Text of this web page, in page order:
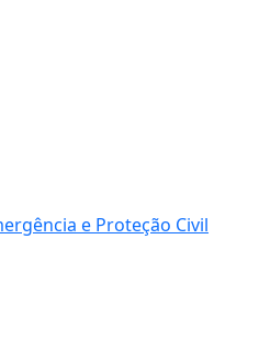
e Proteção Civil